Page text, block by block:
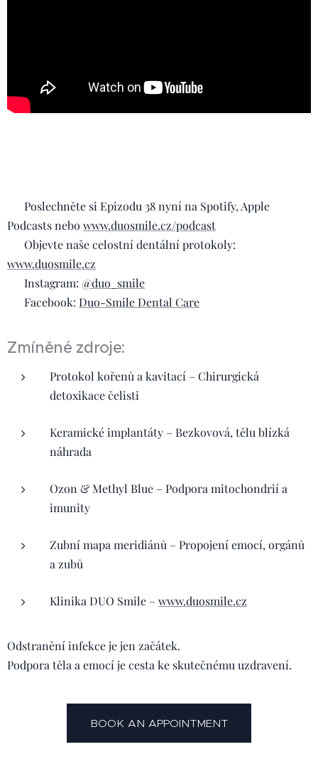
🎧 Poslechněte si Epizodu 38 nyní na Spotify, Apple
Podcasts nebo www.duosmile.cz/podcast
🌿 Objevte naše celostní dentální protokoly:
www.duosmile.cz
📲 Instagram: @duo_smile
📘 Facebook: Duo-Smile Dental Care
Zmíněné zdroje:
Protokol kořenů a kavitací – Chirurgická
detoxikace čelisti
Keramické implantáty – Bezkovová, tělu blízká
náhrada
Ozon & Methyl Blue – Podpora mitochondrií a
imunity
Zubní mapa meridiánů – Propojení emocí, orgánů
a zubů
Klinika DUO Smile –www.duosmile.cz
Odstranění infekce je jen začátek.
Podpora těla a emocí je cesta ke skutečnému uzdravení.
BOOK AN APPOINTMENT